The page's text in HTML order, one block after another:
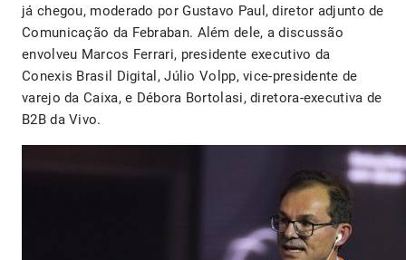
já chegou, moderado por Gustavo Paul, diretor adjunto de
Comunicação da Febraban. Além dele, a discussão
envolveu Marcos Ferrari, presidente executivo da
Conexis Brasil Digital, Júlio Volpp, vice-presidente de
varejo da Caixa, e Débora Bortolasi, diretora-executiva de
B2B da Vivo.